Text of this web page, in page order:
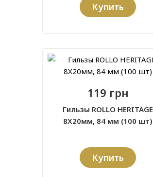
Купить
119 грн
Гильзы ROLLO HERITAGE
8X20мм, 84 мм (100 шт)
Купить